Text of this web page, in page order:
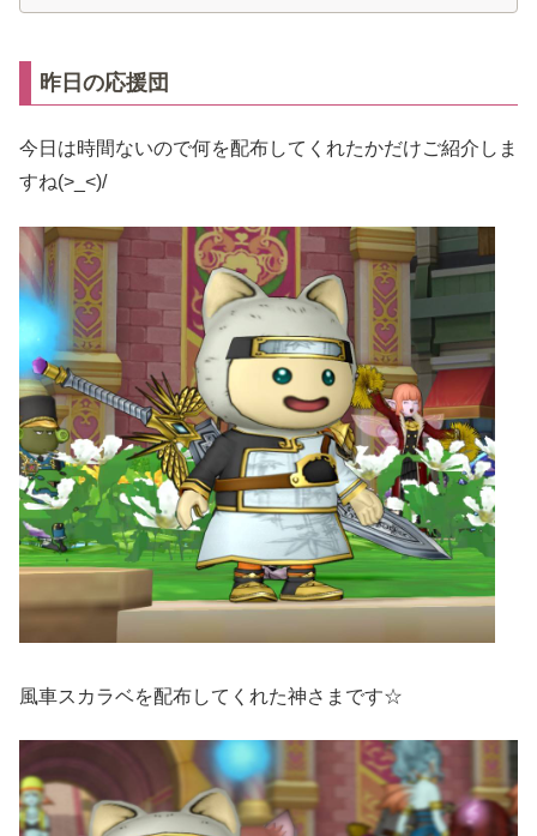
昨日の応援団
今日は時間ないので何を配布してくれたかだけご紹介しま
すね(>_<)/
風車スカラベを配布してくれた神さまです☆